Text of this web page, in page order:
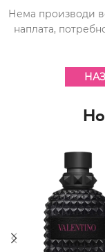
Нема производи
наплата,